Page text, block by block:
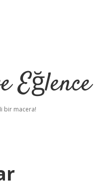
Eğlence
bir macera!